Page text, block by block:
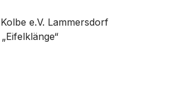
e.V. Lammersdorf